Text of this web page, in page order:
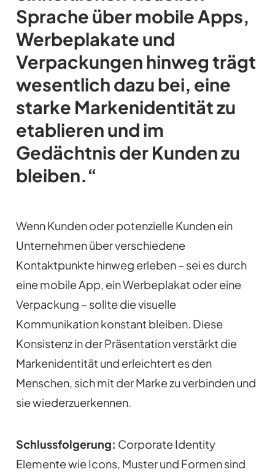
Sprache über mobile Apps,
Werbeplakate und
Verpackungen hinweg trägt
wesentlich dazu bei, eine
starke Markenidentität zu
etablieren und im
Gedächtnis der Kunden zu
bleiben.“
Wenn Kunden oder potenzielle Kunden ein
Unternehmen über verschiedene
Kontaktpunkte hinweg erleben – sei es durch
eine mobile App, ein Werbeplakat oder eine
Verpackung – sollte die visuelle
Kommunikation konstant bleiben. Diese
Konsistenz in der Präsentation verstärkt die
Markenidentität und erleichtert es den
Menschen, sich mit der Marke zu verbinden und
sie wiederzuerkennen.
Schlussfolgerung: Corporate Identity
Elemente wie Icons, Muster und Formen sind